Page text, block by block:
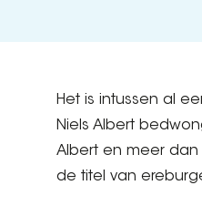
Het is intussen al
Niels Albert
Albert en meer dan
de titel van